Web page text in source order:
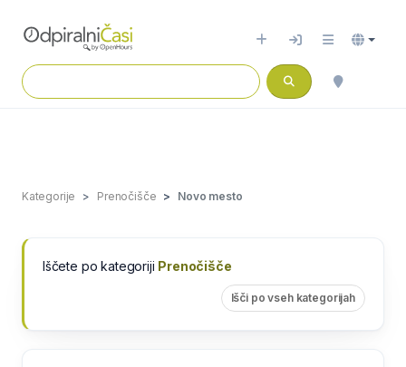
Kategorije Prenočišče Novo mesto
Iščete po kategoriji Prenočišče
Išči po vseh kategorijah